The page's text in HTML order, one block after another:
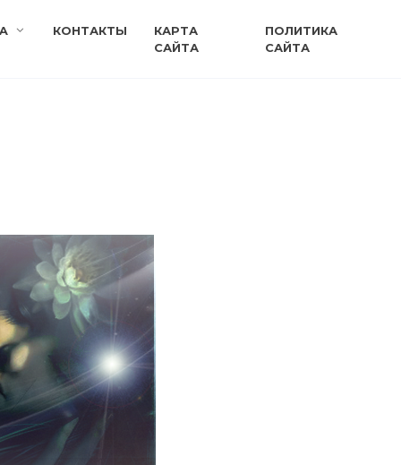
КОНТАКТЫ
КАРТА
САЙТА
ПОЛИТИКА
САЙТА